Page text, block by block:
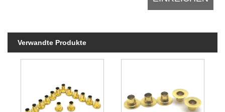
Verwandte Produkte